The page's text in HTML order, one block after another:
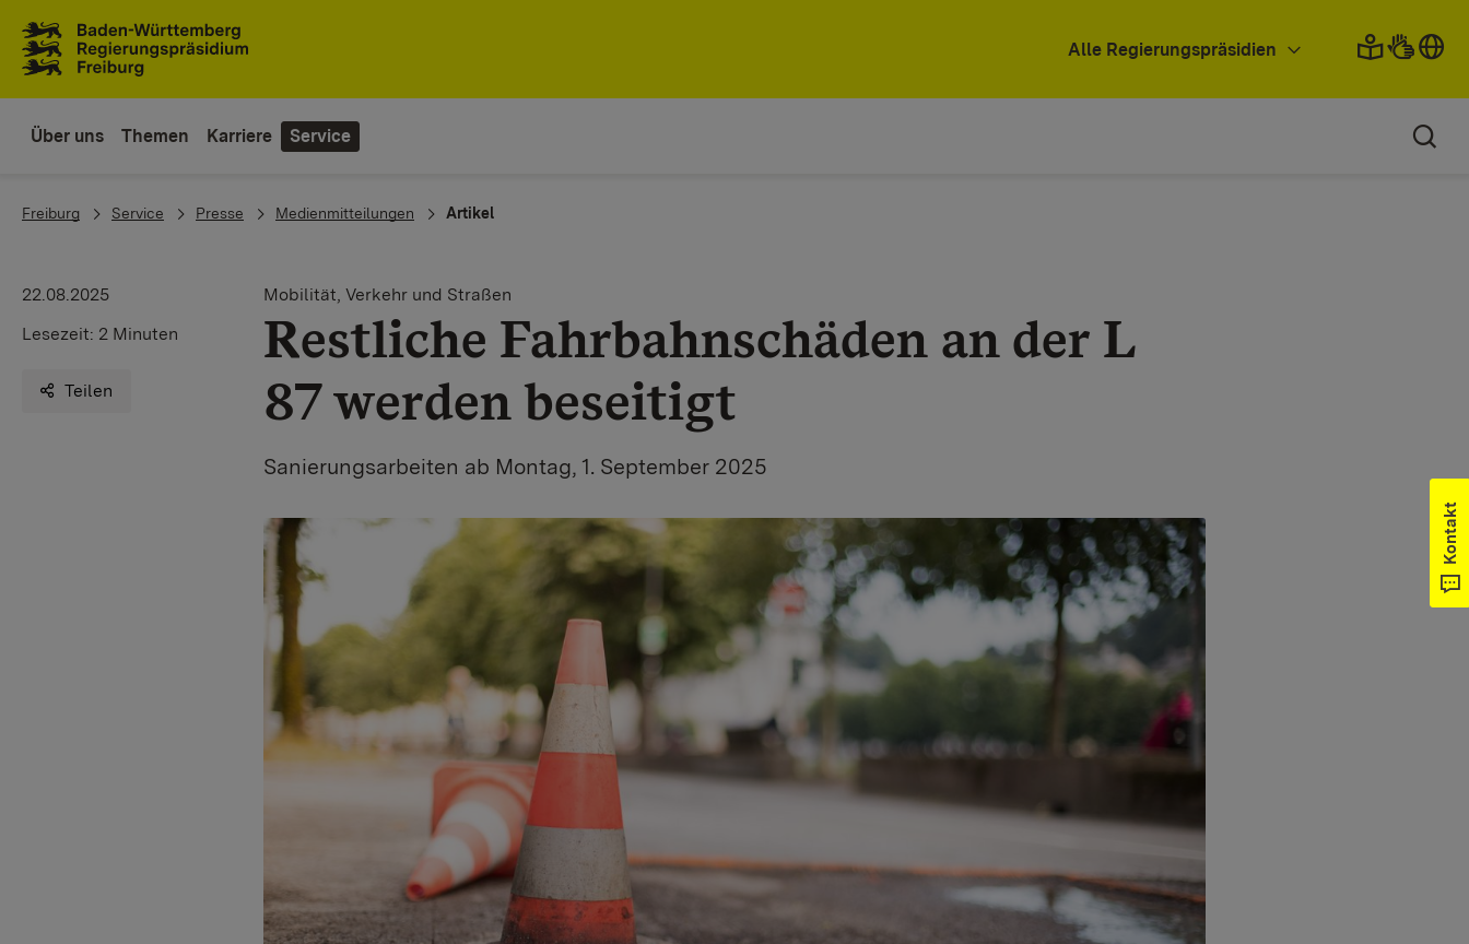
Alle Regierungspräsidien
Über uns Themen Karriere Service
You are here:
Freiburg Service Presse Medienmitteilungen Artikel
22.08.2025
Lesezeit: 2 Minuten
Teilen
Mobilität, Verkehr und Straßen
Restliche Fahrbahnschäden an der L
87 werden beseitigt
Sanierungsarbeiten ab Montag, 1. September 2025
Kontakt